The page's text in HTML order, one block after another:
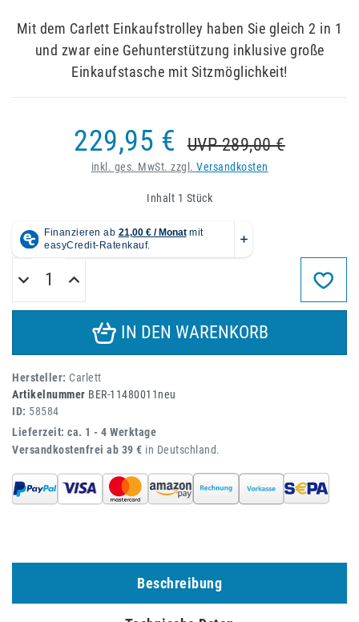
Mit dem Carlett Einkaufstrolley haben Sie gleich 2 in 1
und zwar eine Gehunterstützung inklusive große
Einkaufstasche mit Sitzmöglichkeit!
229,95 € UVP 289,00 €
inkl. ges. MwSt. zzgl. Versandkosten
Inhalt 1 Stück
IN DEN WARENKORB
Hersteller: Carlett
Artikelnummer BER-11480011neu
ID: 58584
Lieferzeit: ca. 1 - 4 Werktage
Versandkostenfrei ab 39 € in Deutschland.
Beschreibung